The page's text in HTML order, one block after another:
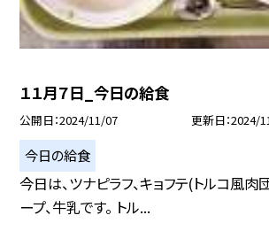
１１月７日_今日の給食
公開日 2024/11/07 更新日 2024/
今日の給食
今日は、ツナピラフ、キョフテ(トルコ風
ープ、牛乳です。 トル...